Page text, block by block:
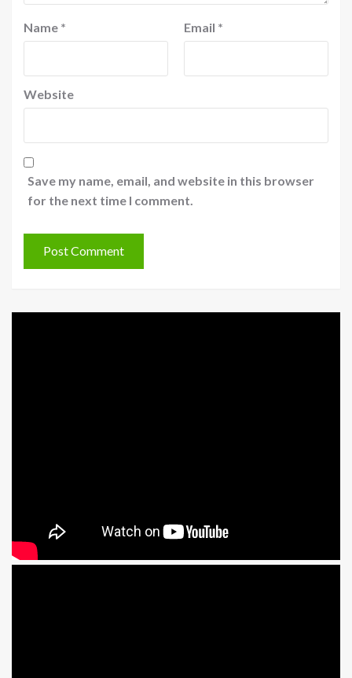
Name * Email *
Website
Save my name, email, and website in this browser
for the next time I comment.